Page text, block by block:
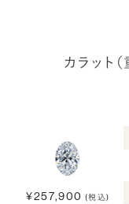
カラット
¥257,900 (税込)